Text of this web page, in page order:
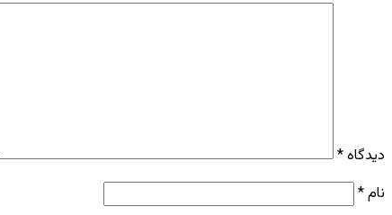
دیدگاه*
نام*